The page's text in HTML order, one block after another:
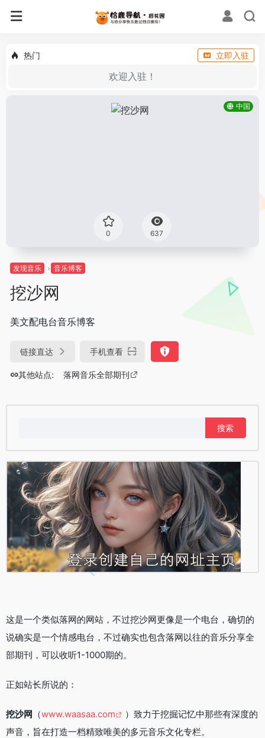
热门 立即入驻
欢迎入驻！
中国
0 637
发现音乐 音乐博客
挖沙网
美文配电台音乐博客
链接直达 手机查看
其他站点: 落网音乐全部期刊
这是一个类似落网的网站，不过挖沙网更像是一个电台，确切的
说确实是一个情感电台，不过确实也包含落网以往的音乐分享全
部期刊，可以收听1-1000期的。
正如站长所说的：
挖沙网 （www.waasaa.com
）致力于挖掘记忆中那些有深度的
声音，旨在打造一档精致唯美的多元音乐文化专栏。